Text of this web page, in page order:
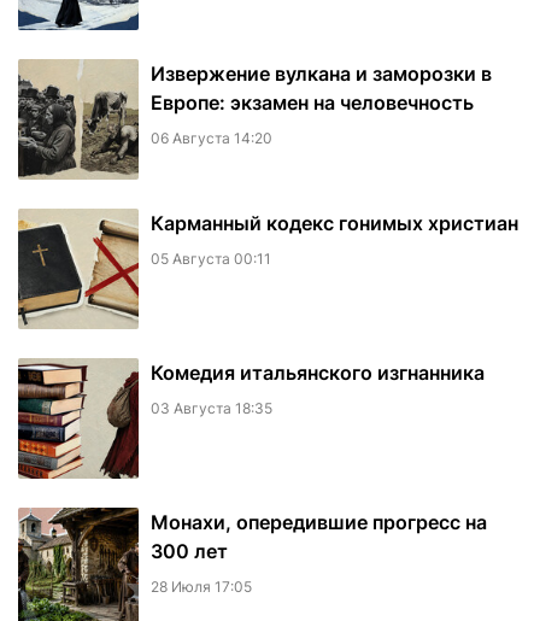
Извержение вулкана и заморозки в
Европе: экзамен на человечность
06 Августа 14:20
Карманный кодекс гонимых христиан
05 Августа 00:11
Комедия итальянского изгнанника
03 Августа 18:35
Монахи, опередившие прогресс на
300 лет
28 Июля 17:05